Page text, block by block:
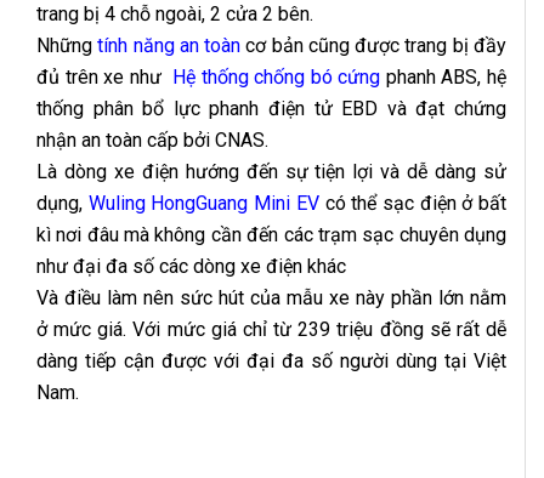
trang bị 4 chỗ ngoài, 2 cửa 2 bên.
Nhữngtính năng an toàn cơ bản cũng được trang bị đầy
đủ trên xe như Hệ thống chống bó cứng phanh ABS, hệ
thống phân bổ lực phanh điện tử EBD và đạt chứng
nhận an toàn cấp bởi CNAS.
Là dòng xe điện hướng đến sự tiện lợi và dễ dàng sử
dụng, Wuling HongGuang Mini EVcó thể sạc điện ở bất
kì nơi đâu mà không cần đến các trạm sạc chuyên dụng
như đại đa số các dòng xe điện khác
Và điều làm nên sức hút của mẫu xe này phần lớn nằm
ở mức giá. Với mức giá chỉ từ 239 triệu đồng sẽ rất dễ
dàng tiếp cận được với đại đa số người dùng tại Việt
Nam.